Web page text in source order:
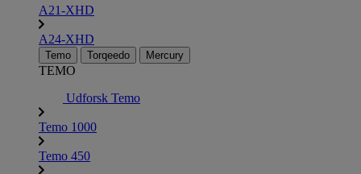
A21-XHD
A24-XHD
Temo Torqeedo Mercury
TEMO
Udforsk Temo
Temo 1000
Temo 450